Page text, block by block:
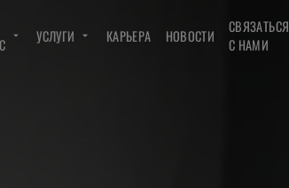
УСЛУГИ КАРЬЕРА НОВОСТИ
СВЯЗАТЬСЯ
С НАМИ